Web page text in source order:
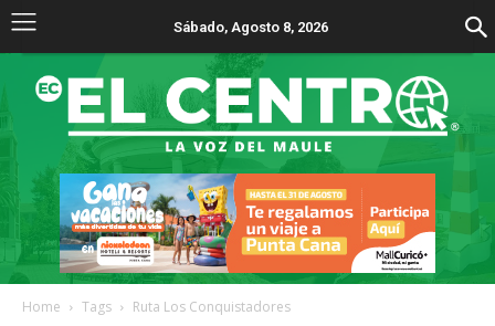
Sábado, Agosto 8, 2026
Home Tags Ruta Los Conquistadores